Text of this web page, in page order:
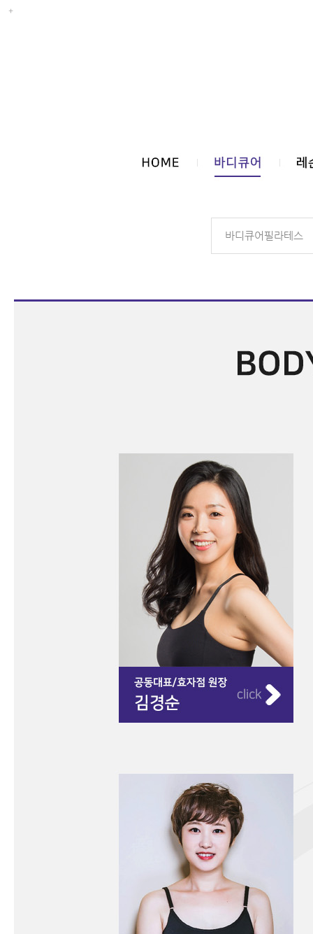
바디큐어필라테스